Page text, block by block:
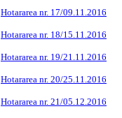
Hotararea nr. 17/09.11.2016
Hotararea nr. 18/15.11.2016
Hotararea nr. 19/21.11.2016
Hotararea nr. 20/25.11.2016
Hotararea nr. 21/05.12.2016